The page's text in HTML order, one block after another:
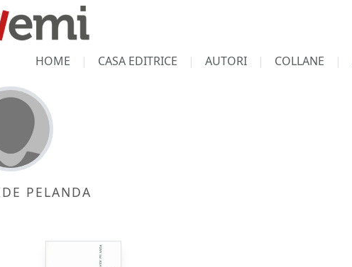
HOME CASA EDITRICE AUTORI COLLANE
PELANDA